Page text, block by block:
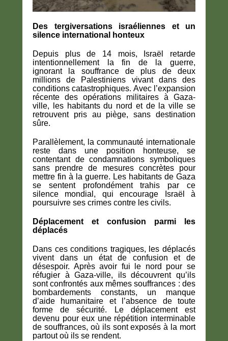
Des tergiversations israéliennes et un
silence international honteux
Depuis plus de 14 mois, Israël retarde
intentionnellement la fin de la guerre,
ignorant la souffrance de plus de deux
millions de Palestiniens vivant dans des
conditions catastrophiques. Avec l’expansion
récente des opérations militaires à Gaza-
ville, les habitants du nord et de la ville se
retrouvent pris au piège, sans destination
sûre.
Parallèlement, la communauté internationale
reste dans une position honteuse, se
contentant de condamnations symboliques
sans prendre de mesures concrètes pour
mettre fin à la guerre. Les habitants de Gaza
se sentent profondément trahis par ce
silence mondial, qui encourage Israël à
poursuivre ses crimes contre les civils.
Déplacement et confusion parmi les
déplacés
Dans ces conditions tragiques, les déplacés
vivent dans un état de confusion et de
désespoir. Après avoir fui le nord pour se
réfugier à Gaza-ville, ils découvrent qu’ils
sont confrontés aux mêmes souffrances : des
bombardements constants, un manque
d’aide humanitaire et l’absence de toute
forme de sécurité. Le déplacement est
devenu pour eux une répétition interminable
de souffrances, où ils sont exposés à la mort
partout où ils se rendent.